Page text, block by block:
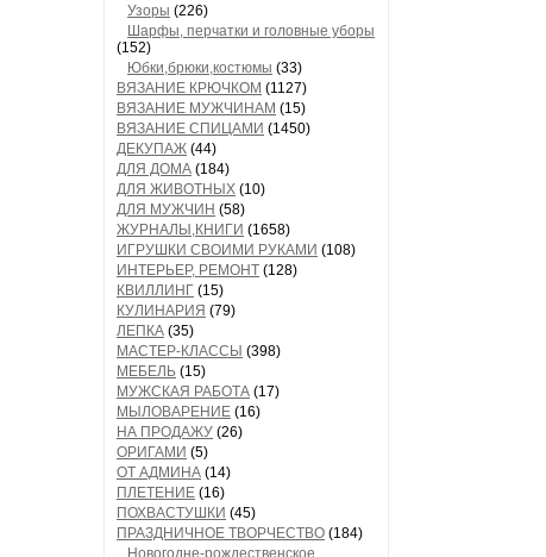
Узоры (226)
Шарфы, перчатки и головные уборы
(152)
Юбки,брюки,костюмы (33)
ВЯЗАНИЕ КРЮЧКОМ (1127)
ВЯЗАНИЕ МУЖЧИНАМ (15)
ВЯЗАНИЕ СПИЦАМИ (1450)
ДЕКУПАЖ (44)
ДЛЯ ДОМА (184)
ДЛЯ ЖИВОТНЫХ (10)
ДЛЯ МУЖЧИН (58)
ЖУРНАЛЫ,КНИГИ (1658)
ИГРУШКИ СВОИМИ РУКАМИ (108)
ИНТЕРЬЕР, РЕМОНТ (128)
КВИЛЛИНГ (15)
КУЛИНАРИЯ (79)
ЛЕПКА (35)
МАСТЕР-КЛАССЫ (398)
МЕБЕЛЬ (15)
МУЖСКАЯ РАБОТА (17)
МЫЛОВАРЕНИЕ (16)
НА ПРОДАЖУ (26)
ОРИГАМИ (5)
ОТ АДМИНА (14)
ПЛЕТЕНИЕ (16)
ПОХВАСТУШКИ (45)
ПРАЗДНИЧНОЕ ТВОРЧЕСТВО (184)
Новогодне-рождественское